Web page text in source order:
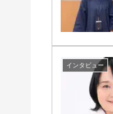
インタビュー